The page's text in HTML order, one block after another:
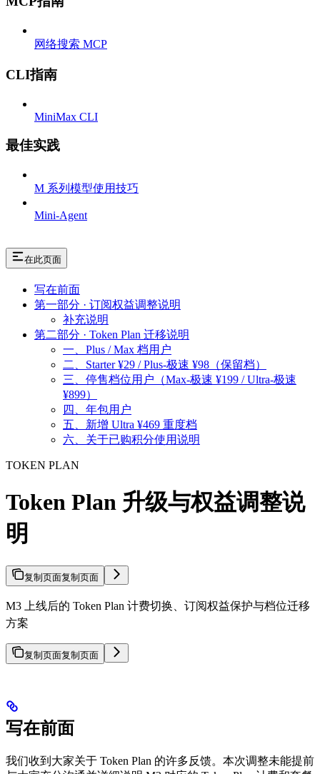
网络搜索 MCP
CLI指南
MiniMax CLI
最佳实践
M 系列模型使用技巧
Mini-Agent
在此页面
写在前面
第一部分 · 订阅权益调整说明
补充说明
第二部分 · Token Plan 迁移说明
一、Plus / Max 档用户
二、Starter ¥29 / Plus-极速 ¥98（保留档）
三、停售档位用户（Max-极速 ¥199 / Ultra-极速
¥899）
四、年包用户
五、新增 Ultra ¥469 重度档
六、关于已购积分使用说明
TOKEN PLAN
Token Plan 升级与权益调整说
明
复制页面复制页面
M3 上线后的 Token Plan 计费切换、订阅权益保护与档位迁移
方案
复制页面复制页面
写在前面
我们收到大家关于 Token Plan 的许多反馈。本次调整未能提前